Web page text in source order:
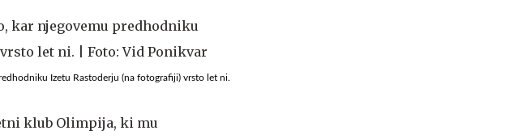
Izetu Rastoderju (na fotografiji) vrsto let ni.
klub Olimpija, ki mu